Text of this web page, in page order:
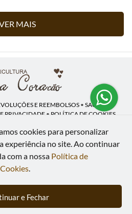
MAIS
E REEMBOLSOS• SAC
PRIVACIDADE • POLÍTICA DE COOKIES
CNPJ: 16.883.558/0001-00
- Belford Roxo - RJ - 26120-300
5498 | Telefone: (21) 9 7591-5498
- Desenvolvido por
Inteligentes
cookies para personalizar
experiência no site.Ao continuar
com a nossa Política de
.
e Fechar